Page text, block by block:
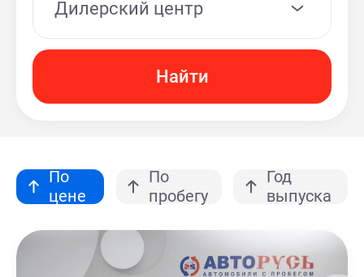
Дилерский центр
Найти
По
цене
По
пробегу
Год
выпуска